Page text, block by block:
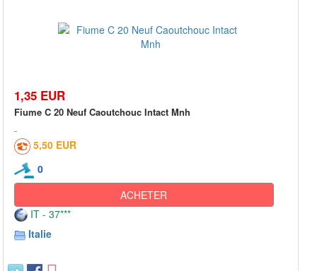
1,35 EUR
Fiume C 20 Neuf Caoutchouc Intact Mnh
5,50 EUR
0
ACHETER
IT - 37***
Italie